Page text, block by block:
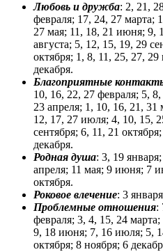
Любовь и дружба: 2, 21,
февраля; 17, 24, 27 марта;
27 мая; 11, 18, 21 июня; 9,
августа; 5, 12, 15, 19, 29
октября; 1, 8, 11, 25, 27,
декабря.
Благоприятные
10, 16, 22, 27 февраля; 5,
23 апреля; 1, 10, 16, 21,
12, 17, 27 июля; 4, 10, 15,
сентября; 6, 11, 21
декабря.
Родная душа: 3, 19
апреля; 11 мая; 9 июня; 7
октября.
Роковое влечение: 3
Проблемные отношения:
февраля; 3, 4, 15, 24
9, 18 июня; 7, 16 июля; 5,
октября; 8 ноября; 6